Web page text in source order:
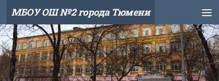
Skip to content
МБОУ ОШ №2 города Тюмени